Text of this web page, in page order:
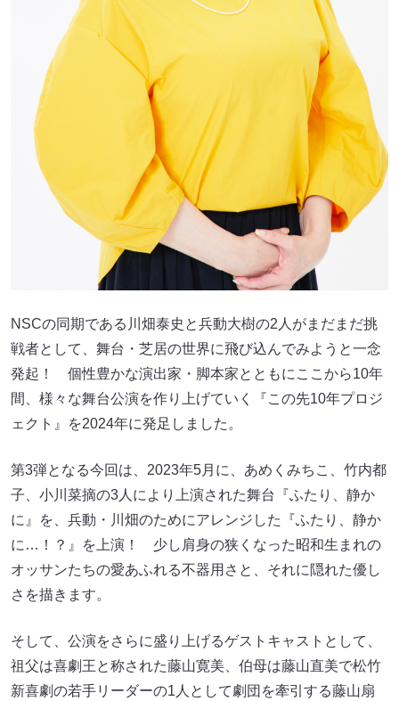
NSCの同期である川畑泰史と兵動大樹の2人がまだまだ挑
戦者として、舞台・芝居の世界に飛び込んでみようと一念
発起！ 個性豊かな演出家・脚本家とともにここから10年
間、様々な舞台公演を作り上げていく『この先10年プロジ
ェクト』を2024年に発足しました。
第3弾となる今回は、2023年5月に、あめくみちこ、竹内都
子、小川菜摘の3人により上演された舞台『ふたり、静か
に』を、兵動・川畑のためにアレンジした『ふたり、静か
に…！？』を上演！ 少し肩身の狭くなった昭和生まれの
オッサンたちの愛あふれる不器用さと、それに隠れた優し
さを描きます。
そして、公演をさらに盛り上げるゲストキャストとして、
祖父は喜劇王と称された藤山寛美、伯母は藤山直美で松竹
新喜劇の若手リーダーの1人として劇団を牽引する藤山扇